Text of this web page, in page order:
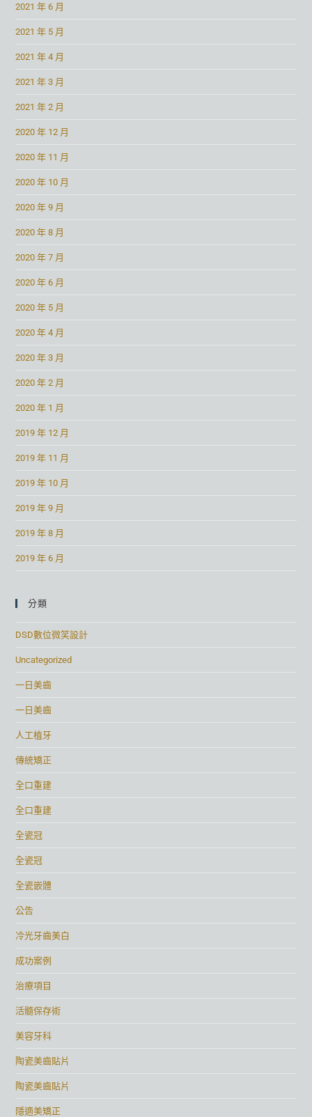
2021 年 6 月
2021 年 5 月
2021 年 4 月
2021 年 3 月
2021 年 2 月
2020 年 12 月
2020 年 11 月
2020 年 10 月
2020 年 9 月
2020 年 8 月
2020 年 7 月
2020 年 6 月
2020 年 5 月
2020 年 4 月
2020 年 3 月
2020 年 2 月
2020 年 1 月
2019 年 12 月
2019 年 11 月
2019 年 10 月
2019 年 9 月
2019 年 8 月
2019 年 6 月
分類
DSD數位微笑設計
Uncategorized
一日美齒
一日美齒
人工植牙
傳統矯正
全口重建
全口重建
全瓷冠
全瓷冠
全瓷嵌體
公告
冷光牙齒美白
成功案例
治療項目
活髓保存術
美容牙科
陶瓷美齒貼片
陶瓷美齒貼片
隱適美矯正